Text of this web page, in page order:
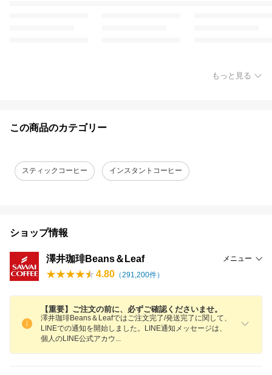
もっと見る
この商品のカテゴリー
スティックコーヒー インスタントコーヒー
ショップ情報
澤井珈琲Beans＆Leaf メニュー
4.80 （291,200件）
【重要】ご注文の前に、必ずご確認くださいませ。
澤井珈琲Beans＆Leafではご注文完了/発送完了に関して、
LINEでの通知を開始しました。LINE通知メッセージは、
個人のLINE公式アカ ウ